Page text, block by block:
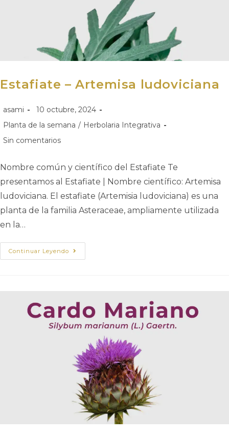
Estafiate – Artemisa ludoviciana
asami
10 octubre, 2024
Planta de la semana / Herbolaria Integrativa
Sin comentarios
Nombre común y científico del Estafiate Te
presentamos al Estafiate | Nombre científico: Artemisa
ludoviciana. El estafiate (Artemisia ludoviciana) es una
planta de la familia Asteraceae, ampliamente utilizada
en la…
Continuar Leyendo